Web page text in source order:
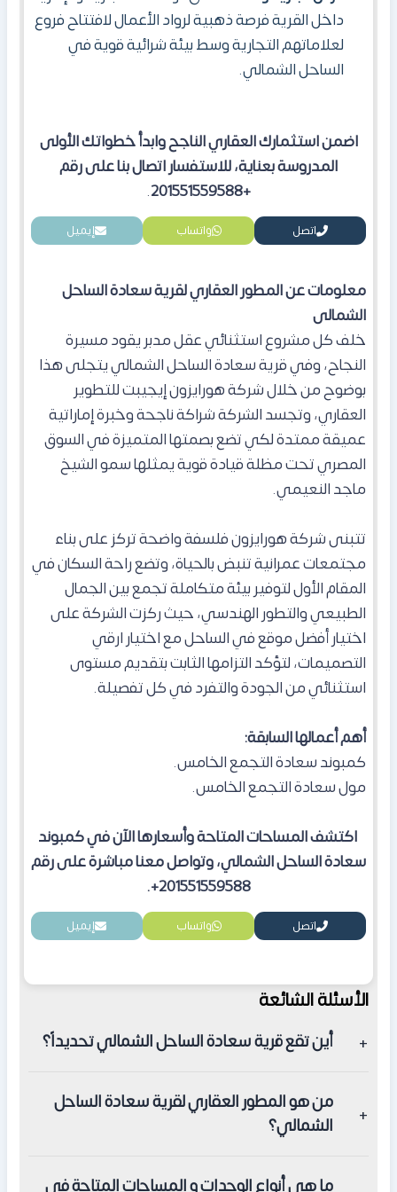
داخل القرية فرصة ذهبية لرواد الأعمال لافتتاح فروع
لعلاماتهم التجارية وسط بيئة شرائية قوية في
الساحل الشمالي.
اضمن استثمارك العقاري الناجح وابدأ خطواتك الأولى
المدروسة بعناية، للاستفسار اتصال بنا على رقم
+201551559588
.
اتصل واتساب إيميل
معلومات عن المطور العقاري لقرية سعادة الساحل
الشمالى
خلف كل مشروع استثنائي عقل مدبر يقود مسيرة
النجاح، وفي قرية سعادة الساحل الشمالي يتجلى هذا
بوضوح من خلال شركة هورايزون إيجيبت للتطوير
العقاري، وتجسد الشركة شراكة ناجحة وخبرة إماراتية
عميقة ممتدة لكي تضع بصمتها المتميزة في السوق
المصري تحت مظلة قيادة قوية يمثلها سمو الشيخ
ماجد النعيمي.
تتبنى شركة هورايزون فلسفة واضحة تركز على بناء
مجتمعات عمرانية تنبض بالحياة، وتضع راحة السكان في
المقام الأول لتوفير بيئة متكاملة تجمع بين الجمال
الطبيعي والتطور الهندسي، حيث ركزت الشركة على
اختيار أفضل موقع في الساحل مع اختيار ارقي
التصميمات، لتؤكد التزامها الثابت بتقديم مستوى
استثنائي من الجودة والتفرد في كل تفصيلة.
أهم أعمالها السابقة:
كمبوند سعادة التجمع الخامس.
مول سعادة التجمع الخامس.
اكتشف المساحات المتاحة وأسعارها الآن في كمبوند
سعادة الساحل الشمالي، وتواصل معنا مباشرة على رقم
201551559588+.
اتصل واتساب إيميل
الأسئلة الشائعة
أين تقع قرية سعادة الساحل الشمالي تحديداً؟
183 على طريق الإسكندرية - مطروح الصحراوي، بالقرب من
طريق الفوكا الجديد ومطار العلمين الدولي.
من هو المطور العقاري لقرية سعادة الساحل
الشمالي؟
المشروع من تنفيذ شركة هورايزون إيجيبت للتطوير العقاري،
ما هي أنواع الوحدات و المساحات المتاحة في